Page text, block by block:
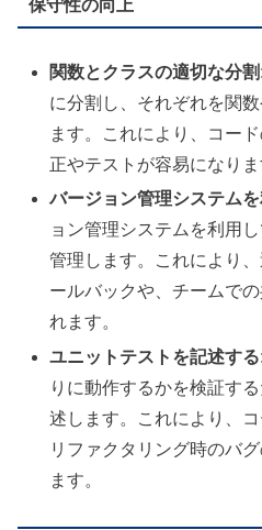
保守性の向上
関数とクラスの適切な分割
に分割し、それぞれを関
ます。これにより、コー
正やテストが容易になりま
バージョン管理システム
ョン管理システムを利用
管理します。これにより
ールバックや、チームで
れます。
ユニットテストを記述する
りに動作するかを検証す
述します。これにより、
リファクタリング時のバ
ます。